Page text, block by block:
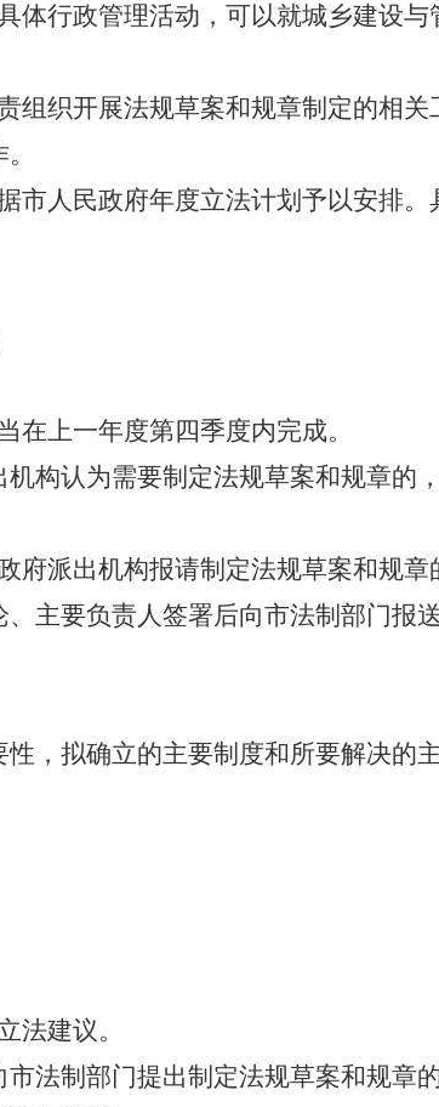
行政管理活动，可以就城乡建设与
织开展法规草案和规章制定的相关
市人民政府年度立法计划予以安排。
上一年度第四季度内完成。
构认为需要制定法规草案和规章的
府派出机构报请制定法规草案和规章
主要负责人签署后向市法制部门报
，拟确立的主要制度和所要解决的
法建议。
法制部门提出制定法规草案和规章